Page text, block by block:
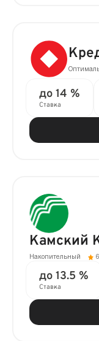
до 14 %
Ставка
Камский
Накопительный
до 13.5 %
Ставка